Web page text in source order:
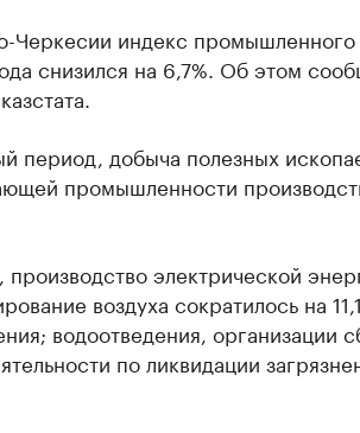
Черкесии индекс промышленного
снизился на 6,7%. Об этом
период, добыча полезных
промышленности
производство электрической
воздуха сократилось на
водоотведения, организации
по ликвидации